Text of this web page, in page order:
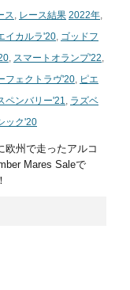
ス, レース結果 2022年,
イカルラ'20, ゴッドフ
, スマートオランプ'22,
フェクトラヴ'20, ピエ
ペンバリー'21, ラズベ
ック'20
欧州で走ったアルコ
Mares Saleで